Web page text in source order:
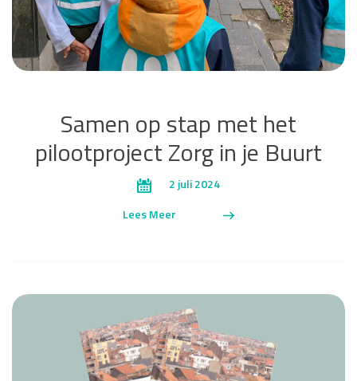
Samen op stap met het
pilootproject Zorg in je Buurt
2 juli 2024
Lees Meer